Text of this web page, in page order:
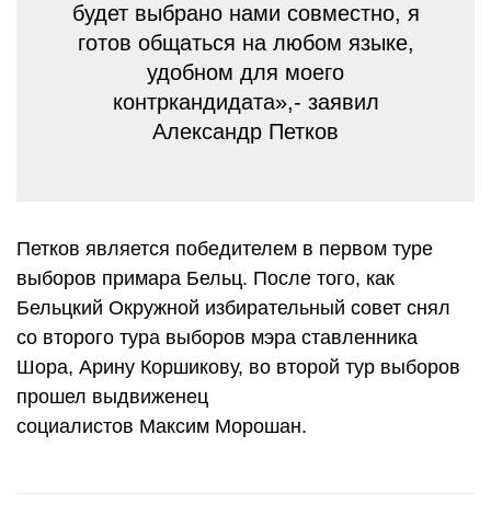
будет выбрано нами совместно, я
готов общаться на любом языке,
удобном для моего
контркандидата»,- заявил
Александр Петков
Петков является победителем в первом туре
выборов примара Бельц. После того, как
Бельцкий Окружной избирательный совет снял
со второго тура выборов мэра ставленника
Шора, Арину Коршикову, во второй тур выборов
прошел выдвиженец
социалистов Максим Морошан.